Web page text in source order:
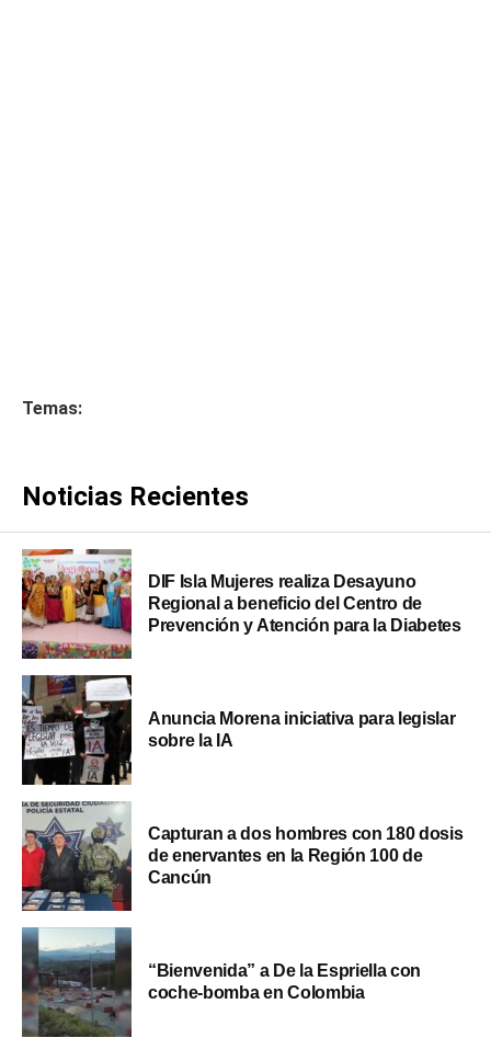
Temas:
Noticias Recientes
DIF Isla Mujeres realiza Desayuno
Regional a beneficio del Centro de
Prevención y Atención para la Diabetes
Anuncia Morena iniciativa para legislar
sobre la IA
Capturan a dos hombres con 180 dosis
de enervantes en la Región 100 de
Cancún
“Bienvenida” a De la Espriella con
coche-bomba en Colombia